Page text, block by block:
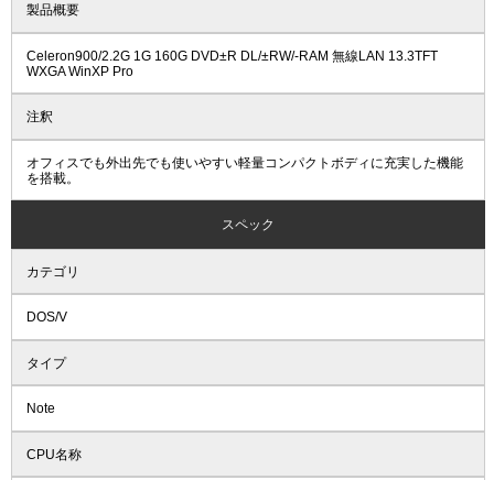
製品概要
Celeron900/2.2G 1G 160G DVD±R DL/±RW/-RAM 無線LAN 13.3TFT
WXGA WinXP Pro
注釈
オフィスでも外出先でも使いやすい軽量コンパクトボディに充実した機能
を搭載。
スペック
カテゴリ
DOS/V
タイプ
Note
CPU名称